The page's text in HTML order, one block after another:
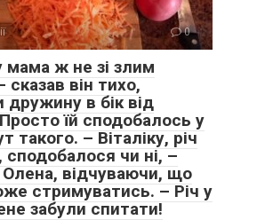
0
мама ж не зі злим
сказав він тихо,
дружину в бік від
їй сподобалось у
такого. – Віталіку, річ
чи ні, –
Олена, відчуваючи, що
стримуватись. – Річ у
забули спитати!